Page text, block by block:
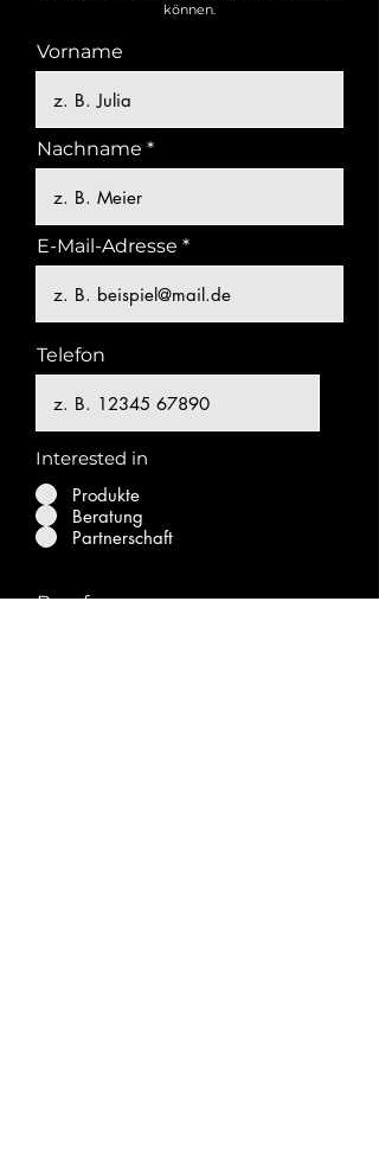
können.
Vorname
Nachname
E-Mail-Adresse
Telefon
Interested in
Produkte
Beratung
Partnerschaft
Beruf